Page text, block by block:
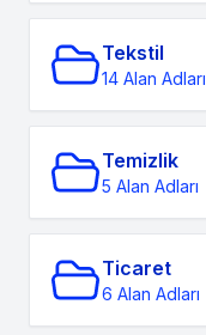
Tekstil
14 Alan Adları
Temizlik
5 Alan Adları
Ticaret
6 Alan Adları